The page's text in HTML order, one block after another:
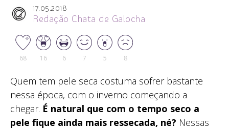
17.05.2018
Redação Chata de Galocha
68 16 6 7 5 8
Quem tem pele seca costuma sofrer bastante
nessa época, com o inverno começando a
chegar. É natural que com o tempo seco a
pele fique ainda mais ressecada, né? Nessas